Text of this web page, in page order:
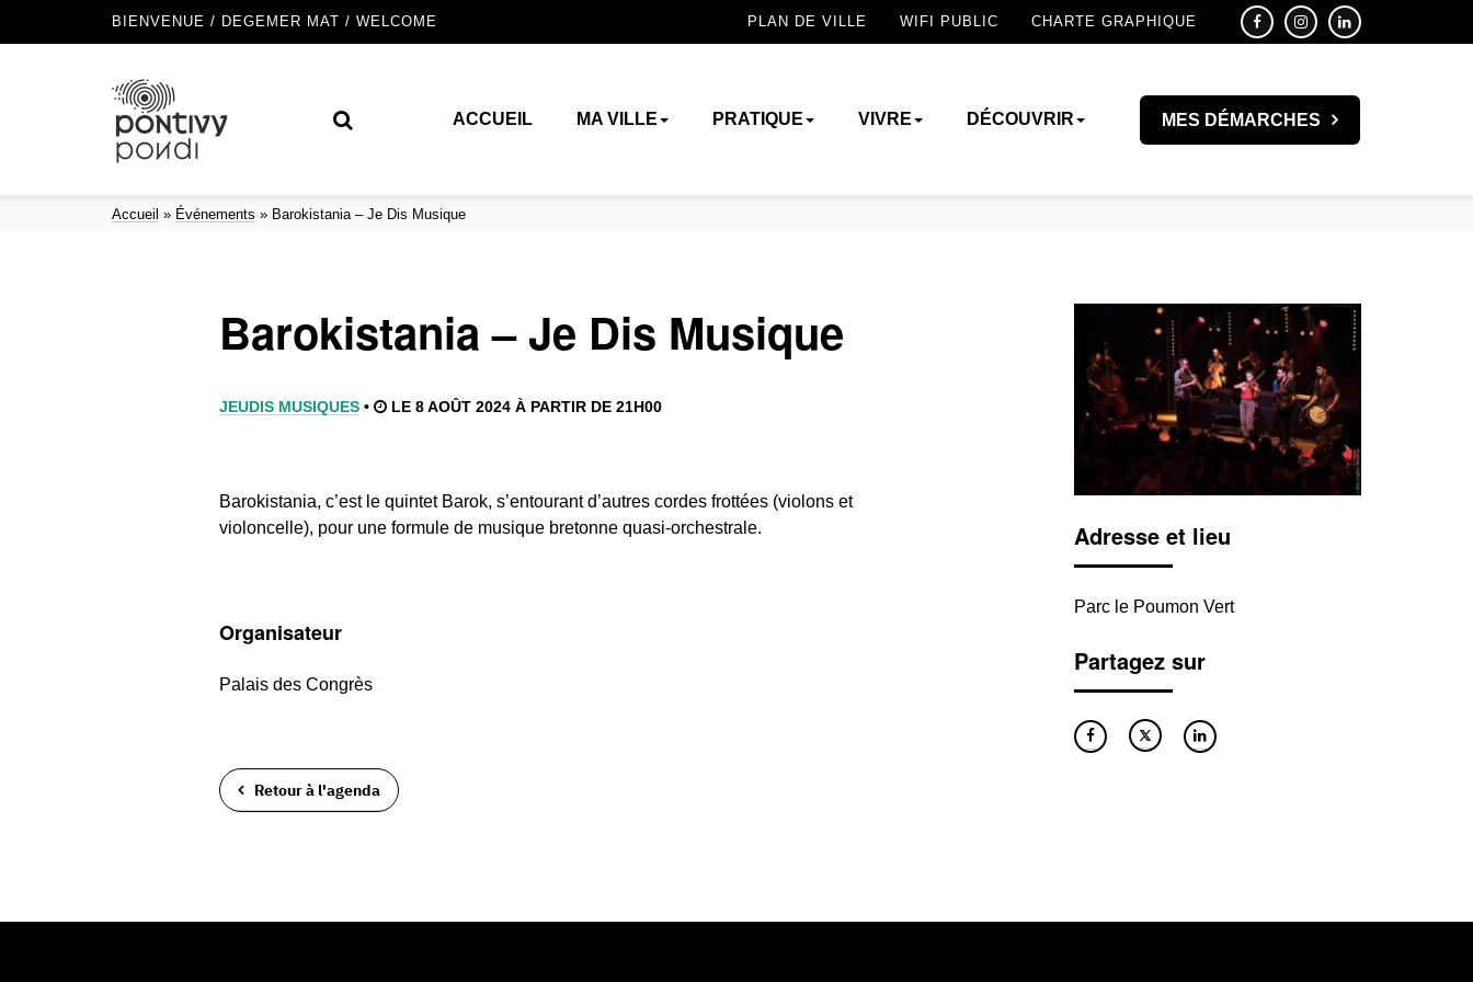
BIENVENUE / DEGEMER MAT / WELCOME PLAN DE VILLE WIFI PUBLIC CHARTE GRAPHIQUE
ACCUEIL MA VILLE PRATIQUE VIVRE DÉCOUVRIR MES DÉMARCHES
Accueil » Événements » Barokistania – Je Dis Musique
Barokistania – Je Dis Musique
JEUDIS MUSIQUES• LE 8 AOÛT 2024 À PARTIR DE 21H00
Barokistania, c’est le quintet Barok, s’entourant d’autres cordes frottées (violons et
violoncelle), pour une formule de musique bretonne quasi-orchestrale.
Organisateur
Palais des Congrès
Retour à l'agenda
Adresse et lieu
Parc le Poumon Vert
Partagez sur